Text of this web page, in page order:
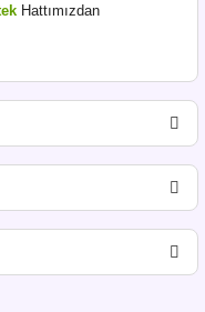
Hattımızdan
yapın!